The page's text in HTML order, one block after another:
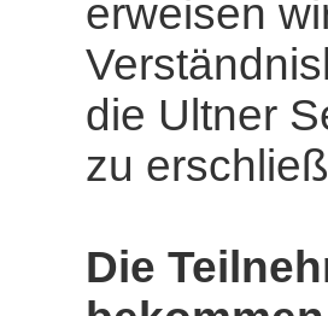
erweisen
die Ultner
zu
Die